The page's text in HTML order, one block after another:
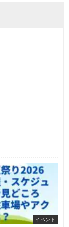
イベント